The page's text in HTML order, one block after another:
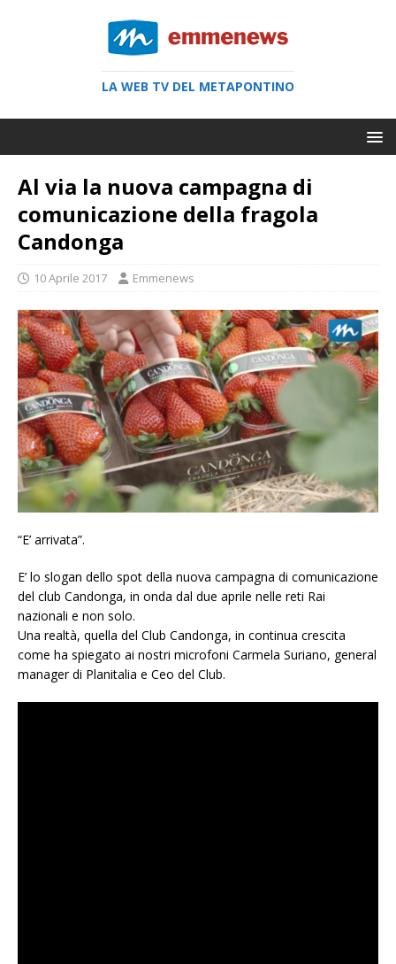
LA WEB TV DEL METAPONTINO
Al via la nuova campagna di
comunicazione della fragola
Candonga
10 Aprile 2017 Emmenews
“E’ arrivata”.
E’ lo slogan dello spot della nuova campagna di comunicazione
del club Candonga, in onda dal due aprile nelle reti Rai
nazionali e non solo.
Una realtà, quella del Club Candonga, in continua crescita
come ha spiegato ai nostri microfoni Carmela Suriano, general
manager di Planitalia e Ceo del Club.